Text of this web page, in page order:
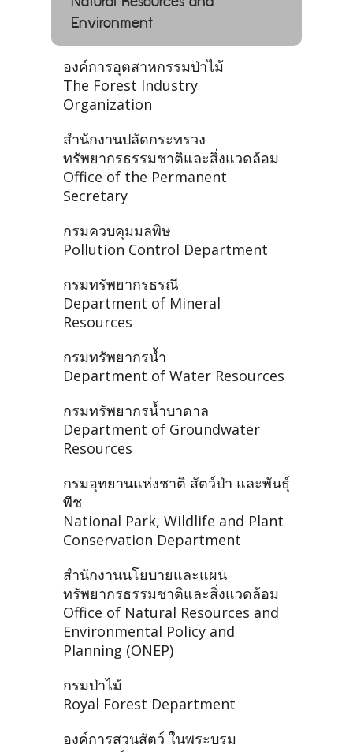
Environment
องค์การอุตสาหกรรมป่าไม้
The Forest Industry
Organization
สำนักงานปลัดกระทรวง
ทรัพยากรธรรมชาติและสิ่งแวดล้อม
Office of the Permanent
Secretary
กรมควบคุมมลพิษ
Pollution Control Department
กรมทรัพยากรธรณี
Department of Mineral
Resources
กรมทรัพยากรน้ำ
Department of Water Resources
กรมทรัพยากรน้ำบาดาล
Department of Groundwater
Resources
กรมอุทยานแห่งชาติ สัตว์ป่า และพันธุ์
พืช
National Park, Wildlife and Plant
Conservation Department
สำนักงานนโยบายและแผน
ทรัพยากรธรรมชาติและสิ่งแวดล้อม
Office of Natural Resources and
Environmental Policy and
Planning (ONEP)
กรมป่าไม้
Royal Forest Department
องค์การสวนสัตว์ ในพระบรม